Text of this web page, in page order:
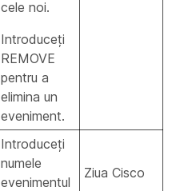
cele noi.
Introduceți
REMOVE
pentru a
elimina un
eveniment.
Introduceți
numele
evenimentul
Ziua Cisco